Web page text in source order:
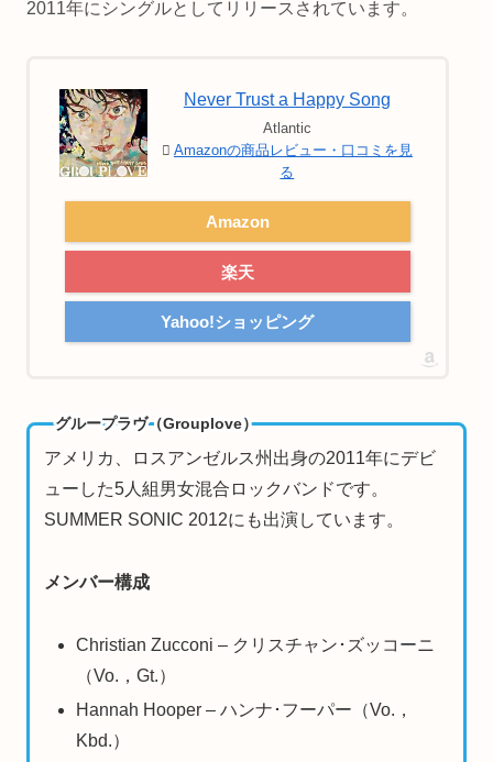
2011年にシングルとしてリリースされています。
Never Trust a Happy Song
Atlantic
Amazonの商品レビュー・口コミを見
る
Amazon
楽天
Yahoo!ショッピング
グループラヴ（Grouplove）
アメリカ、ロスアンゼルス州出身の2011年にデビ
ューした5人組男女混合ロックバンドです。
SUMMER SONIC 2012にも出演しています。
メンバー構成
Christian Zucconi – クリスチャン･ズッコーニ
（Vo.，Gt.）
Hannah Hooper – ハンナ･フーパー（Vo.，
Kbd.）